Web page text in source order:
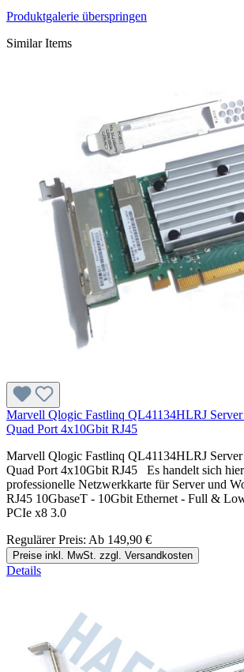
Produktgalerie überspringen
Similar Items
Marvell Qlogic Fastlinq QL41134HLRJ
Quad Port 4x10Gbit RJ45
Marvell Qlogic Fastlinq QL41134HLRJ
Quad Port 4x10Gbit RJ45 Es handelt sich
professionelle Netzwerkkarte für Server und
RJ45 10GbaseT - 10Gbit Ethernet - Full &
PCIe x8 3.0
Regulärer Preis: Ab 149,90 €
Preise inkl. MwSt. zzgl. Versandkosten
Details